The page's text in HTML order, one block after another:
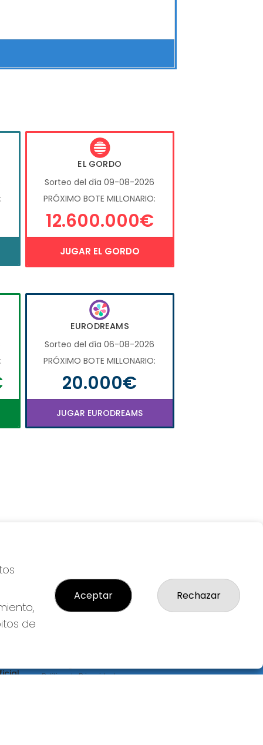
EL GORDO
Sorteo del día 09-08-2026
PRÓXIMO BOTE MILLONARIO:
12.600.000€
JUGAR EL GORDO
EURODREAMS
Sorteo del día 06-08-2026
PRÓXIMO BOTE MILLONARIO:
20.000€
JUGAR EURODREAMS
Política de Privacidad
de
Aceptar Rechazar